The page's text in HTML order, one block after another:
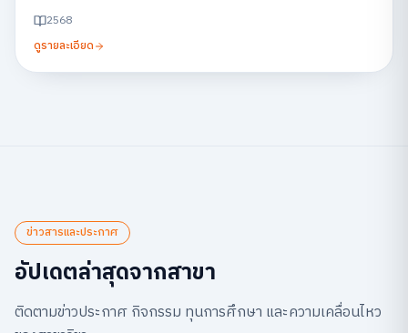
ธุรกิจสามารถเข้าใจเสียงตอบรับของลูกค้าและนำไปปรับปรุง
บริการได้อย่างรวดเร็ว
2568
ดูรายละเอียด
ข่าวสารและประกาศ
อัปเดตล่าสุดจากสาขา
ติดตามข่าวประกาศ กิจกรรม ทุนการศึกษา และความเคลื่อนไหว